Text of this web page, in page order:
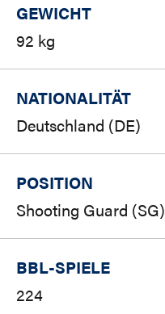
GEWICHT
92 kg
NATIONALITÄT
Deutschland (DE)
POSITION
Shooting Guard (SG)
BBL-SPIELE
224